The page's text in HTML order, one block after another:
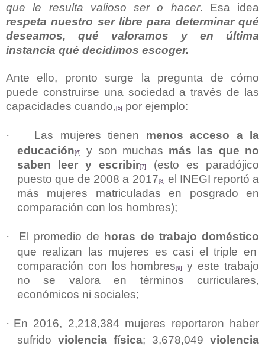
que le resulta valioso ser o hacer. Esa idea
respeta nuestro ser libre para determinar qué
deseamos, qué valoramos y en última
instancia qué decidimos escoger.
Ante ello, pronto surge la pregunta de cómo
puede construirse una sociedad a través de las
capacidades cuando, [5] por ejemplo:
· Las mujeres tienen menos acceso a la
educación [6] y son muchas más las que no
saben leer y escribir[7]
(esto es paradójico
puesto que de 2008 a 2017 [8]
el INEGI reportó a
más mujeres matriculadas en posgrado en
comparación con los hombres);
· El promedio de
horas de trabajo doméstico
que realizan las mujeres es casi el triple en
comparación con los hombres[9]
y este trabajo
no se valora en términos curriculares,
económicos ni sociales;
· En 2016, 2,218,384 mujeres reportaron haber
sufrido violencia física; 3,678,049violencia